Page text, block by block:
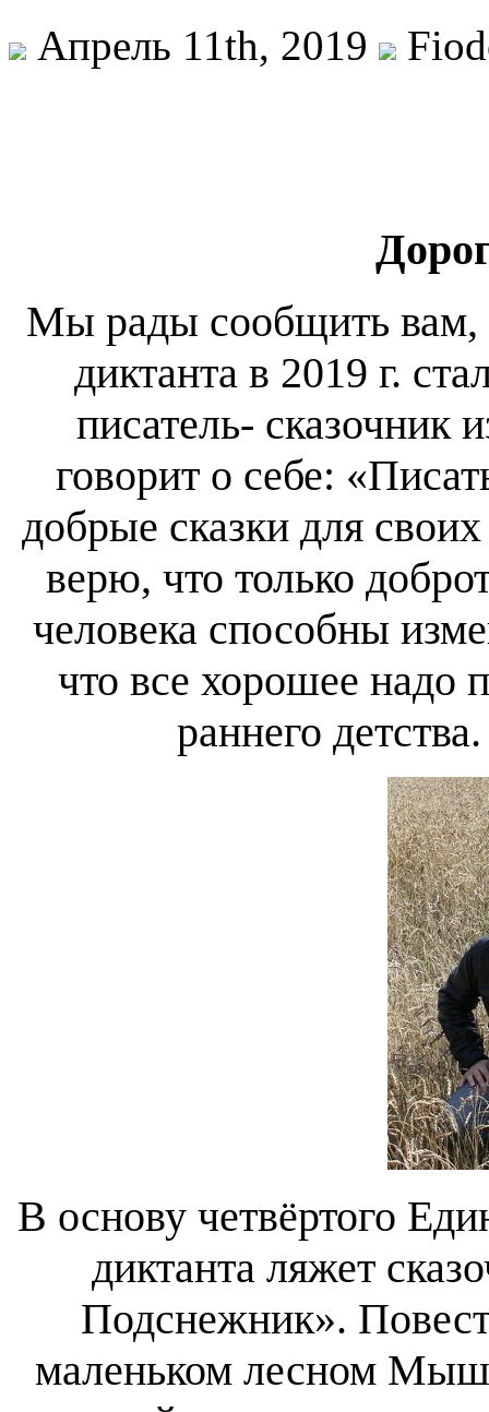
Апрель 11th, 2019
Мы рады сообщить вам,
диктанта в 2019 г.
писатель- сказочник
говорит о себе:
добрые сказки для
верю, что только
человека способны
что все хорошее надо
раннего
В основу четвёртого
диктанта ляжет
Подснежник».
маленьком лесном